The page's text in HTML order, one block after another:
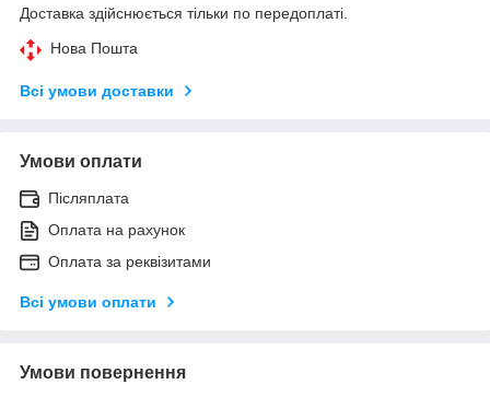
Доставка здійснюється тільки по передоплаті.
Нова Пошта
Всі умови доставки
Умови оплати
Післяплата
Оплата на рахунок
Оплата за реквізитами
Всі умови оплати
Умови повернення